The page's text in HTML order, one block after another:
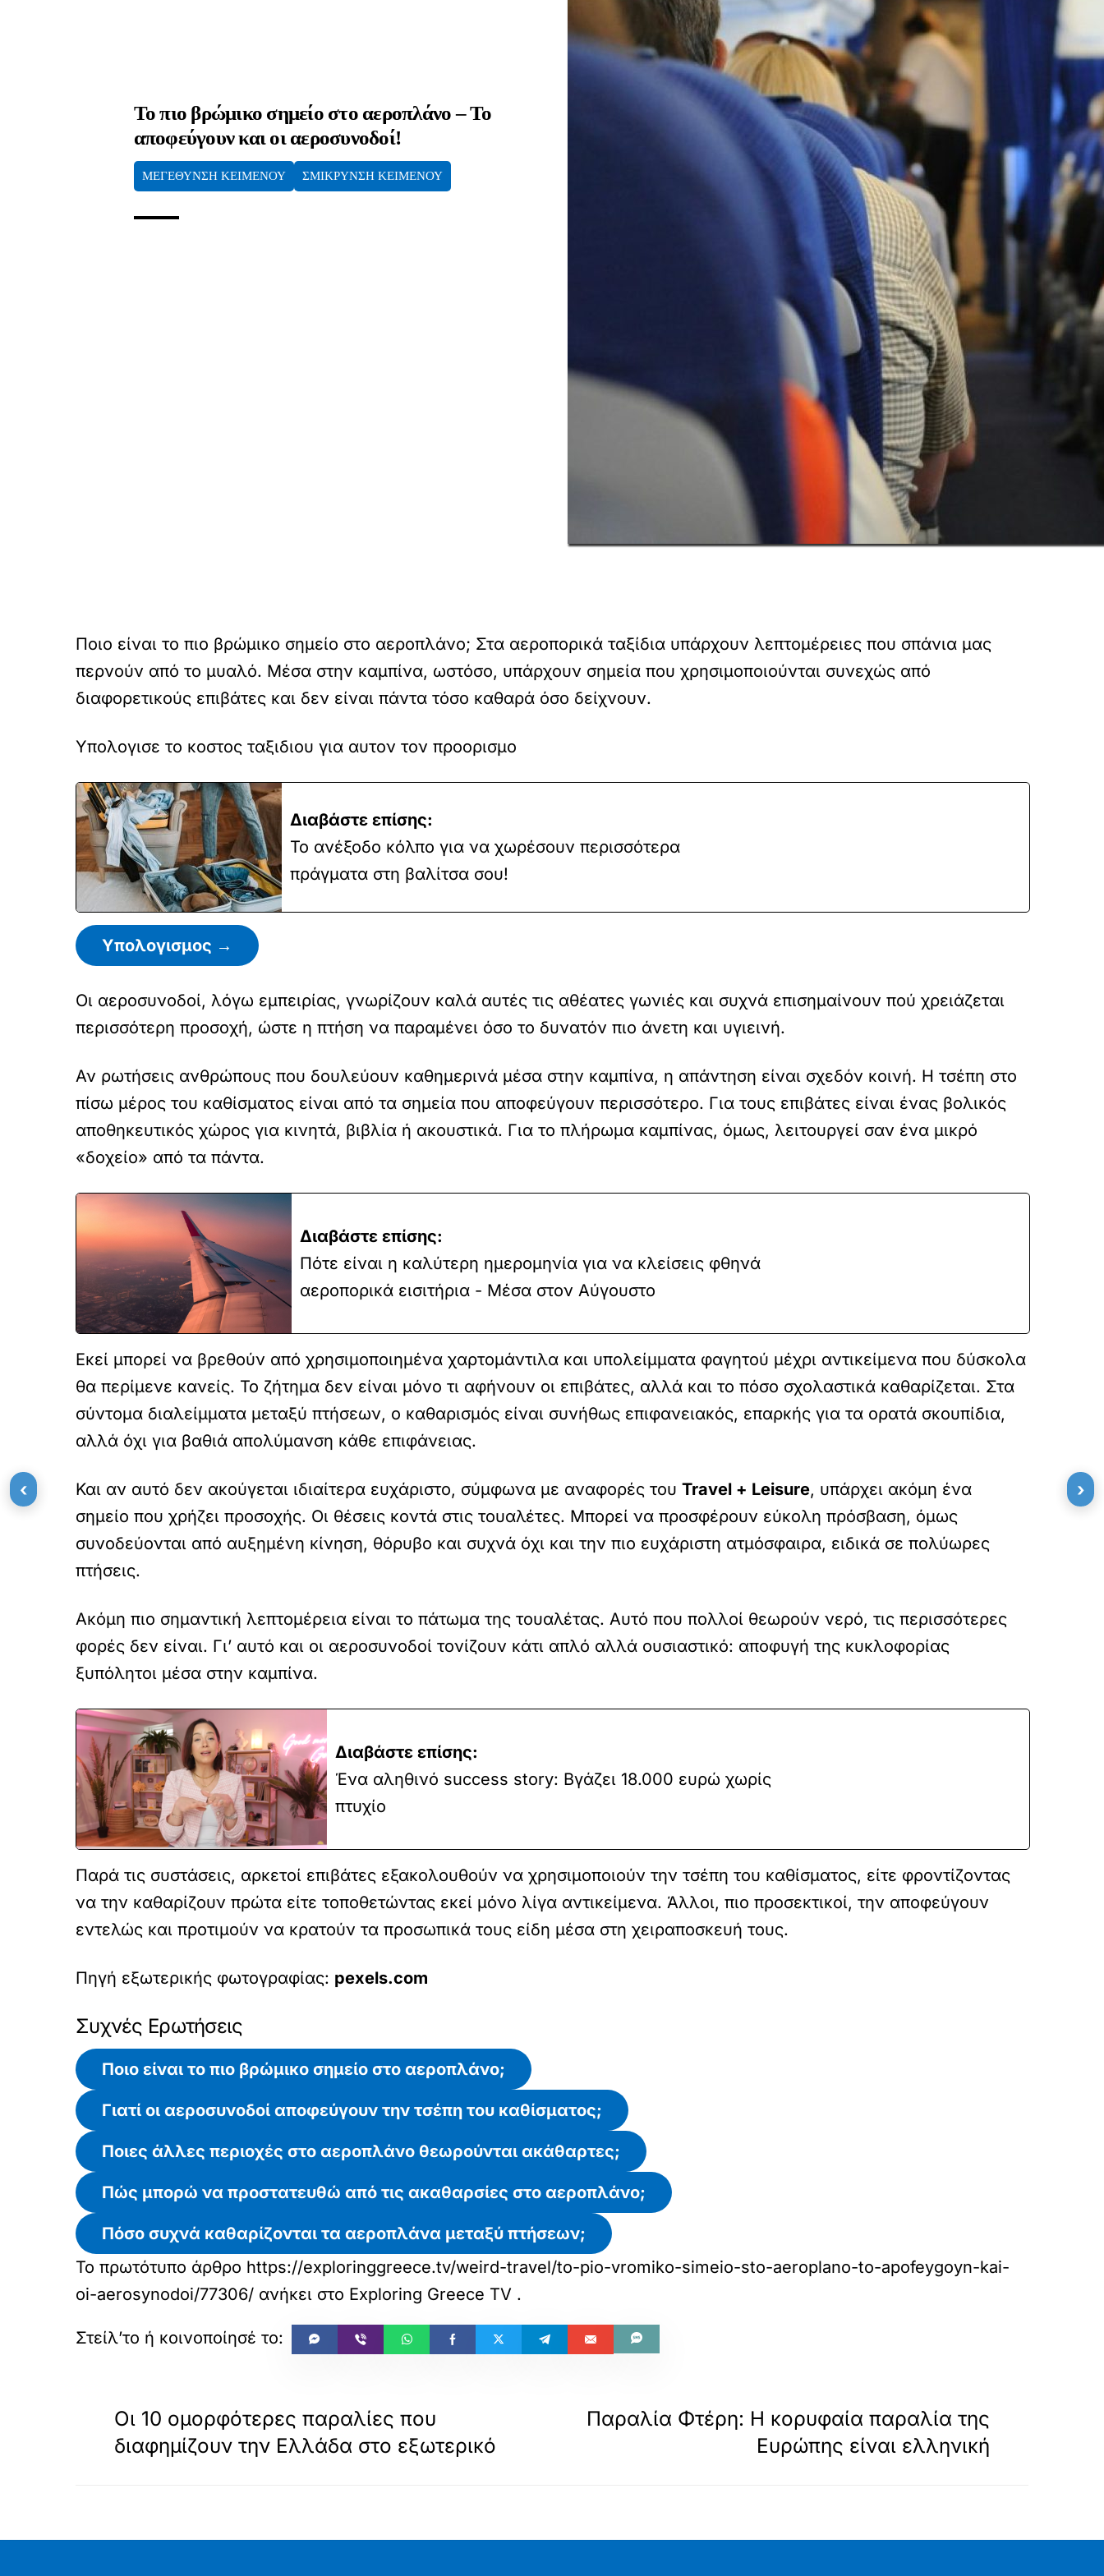
Το πιο βρώμικο σημείο στο αεροπλάνο – Το
αποφεύγουν και οι αεροσυνοδοί!
ΜΕΓΕΘΥΝΣΗ ΚΕΙΜΕΝΟΥ ΣΜΙΚΡΥΝΣΗ ΚΕΙΜΕΝΟΥ
Ποιο είναι το πιο βρώμικο σημείο στο αεροπλάνο; Στα αεροπορικά ταξίδια υπάρχουν λεπτομέρειες που σπάνια μας
περνούν από το μυαλό. Μέσα στην καμπίνα, ωστόσο, υπάρχουν σημεία που χρησιμοποιούνται συνεχώς από
διαφορετικούς επιβάτες και δεν είναι πάντα τόσο καθαρά όσο δείχνουν.
Υπολογισε το κοστος ταξιδιου για αυτον τον προορισμο
Διαβάστε επίσης:
Το ανέξοδο κόλπο για να χωρέσουν περισσότερα
πράγματα στη βαλίτσα σου!
Υπολογισμος →
Οι αεροσυνοδοί, λόγω εμπειρίας, γνωρίζουν καλά αυτές τις αθέατες γωνιές και συχνά επισημαίνουν πού χρειάζεται
περισσότερη προσοχή, ώστε η πτήση να παραμένει όσο το δυνατόν πιο άνετη και υγιεινή.
Αν ρωτήσεις ανθρώπους που δουλεύουν καθημερινά μέσα στην καμπίνα, η απάντηση είναι σχεδόν κοινή. Η τσέπη στο
πίσω μέρος του καθίσματος είναι από τα σημεία που αποφεύγουν περισσότερο. Για τους επιβάτες είναι ένας βολικός
αποθηκευτικός χώρος για κινητά, βιβλία ή ακουστικά. Για το πλήρωμα καμπίνας, όμως, λειτουργεί σαν ένα μικρό
«δοχείο» από τα πάντα.
Διαβάστε επίσης:
Πότε είναι η καλύτερη ημερομηνία για να κλείσεις φθηνά
αεροπορικά εισιτήρια - Μέσα στον Αύγουστο
Εκεί μπορεί να βρεθούν από χρησιμοποιημένα χαρτομάντιλα και υπολείμματα φαγητού μέχρι αντικείμενα που δύσκολα
θα περίμενε κανείς. Το ζήτημα δεν είναι μόνο τι αφήνουν οι επιβάτες, αλλά και το πόσο σχολαστικά καθαρίζεται. Στα
σύντομα διαλείμματα μεταξύ πτήσεων, ο καθαρισμός είναι συνήθως επιφανειακός, επαρκής για τα ορατά σκουπίδια,
αλλά όχι για βαθιά απολύμανση κάθε επιφάνειας.
Και αν αυτό δεν ακούγεται ιδιαίτερα ευχάριστο, σύμφωνα με αναφορές του Travel + Leisure, υπάρχει ακόμη ένα
σημείο που χρήζει προσοχής. Οι θέσεις κοντά στις τουαλέτες. Μπορεί να προσφέρουν εύκολη πρόσβαση, όμως
συνοδεύονται από αυξημένη κίνηση, θόρυβο και συχνά όχι και την πιο ευχάριστη ατμόσφαιρα, ειδικά σε πολύωρες
πτήσεις.
Ακόμη πιο σημαντική λεπτομέρεια είναι το πάτωμα της τουαλέτας. Αυτό που πολλοί θεωρούν νερό, τις περισσότερες
φορές δεν είναι. Γι’ αυτό και οι αεροσυνοδοί τονίζουν κάτι απλό αλλά ουσιαστικό: αποφυγή της κυκλοφορίας
ξυπόλητοι μέσα στην καμπίνα.
Διαβάστε επίσης:
Ένα αληθινό success story: Βγάζει 18.000 ευρώ χωρίς
πτυχίο
Παρά τις συστάσεις, αρκετοί επιβάτες εξακολουθούν να χρησιμοποιούν την τσέπη του καθίσματος, είτε φροντίζοντας
να την καθαρίζουν πρώτα είτε τοποθετώντας εκεί μόνο λίγα αντικείμενα. Άλλοι, πιο προσεκτικοί, την αποφεύγουν
εντελώς και προτιμούν να κρατούν τα προσωπικά τους είδη μέσα στη χειραποσκευή τους.
Πηγή εξωτερικής φωτογραφίας: pexels.com
Συχνές Ερωτήσεις
Ποιο είναι το πιο βρώμικο σημείο στο αεροπλάνο;
Γιατί οι αεροσυνοδοί αποφεύγουν την τσέπη του καθίσματος;
Ποιες άλλες περιοχές στο αεροπλάνο θεωρούνται ακάθαρτες;
Πώς μπορώ να προστατευθώ από τις ακαθαρσίες στο αεροπλάνο;
Πόσο συχνά καθαρίζονται τα αεροπλάνα μεταξύ πτήσεων;
Το πρωτότυπο άρθρο https://exploringgreece.tv/weird-travel/to-pio-vromiko-simeio-sto-aeroplano-to-apofeygoyn-kai-
oi-aerosynodoi/77306/ ανήκει στο Exploring Greece TV .
Οι 10 ομορφότερες παραλίες που
διαφημίζουν την Ελλάδα στο εξωτερικό
Παραλία Φτέρη: Η κορυφαία παραλία της
Ευρώπης είναι ελληνική
‹ ›